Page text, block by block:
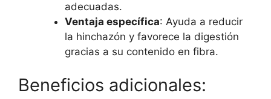
adecuadas.
Ventaja específica: Ayuda a reducir
la hinchazón y favorece la digestión
gracias a su contenido en fibra.
Beneficios adicionales: